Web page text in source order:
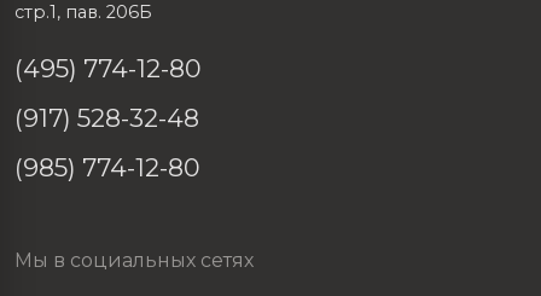
стр.1, пав. 206Б
(495) 774-12-80
(917) 528-32-48
(985) 774-12-80
Мы в социальных сетях